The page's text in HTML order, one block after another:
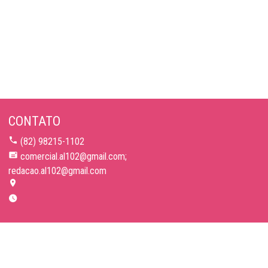
CONTATO
(82) 98215-1102
comercial.al102@gmail.com;
redacao.al102@gmail.com